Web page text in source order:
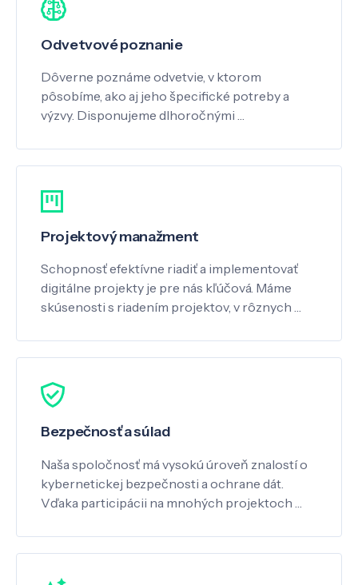
Odvetvové poznanie
Dôverne poznáme odvetvie, v ktorom
pôsobíme, ako aj jeho špecifické potreby a
výzvy. Disponujeme dlhoročnými …
Projektový manažment
Schopnosť efektívne riadiť a implementovať
digitálne projekty je pre nás kľúčová. Máme
skúsenosti s riadením projektov, v rôznych …
Bezpečnosť a súlad
Naša spoločnosť má vysokú úroveň znalostí o
kybernetickej bezpečnosti a ochrane dát.
Vďaka participácii na mnohých projektoch …